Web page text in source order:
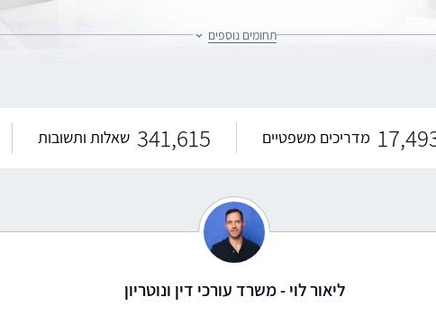
והגירה-דרכון זר
דיני אינטרנט ורשת
תחומים נוספים
מדריכים משפטיים 341,615 שאלות ותשובות
ליאור לוי - משרד עורכי דין ונוטריון